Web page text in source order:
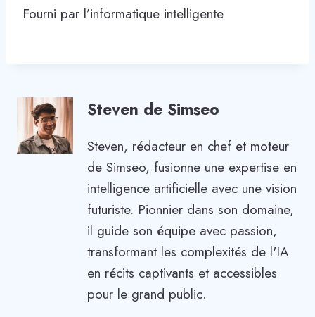
Fourni par l’informatique intelligente
Steven de Simseo
Steven, rédacteur en chef et moteur
de Simseo, fusionne une expertise en
intelligence artificielle avec une vision
futuriste. Pionnier dans son domaine,
il guide son équipe avec passion,
transformant les complexités de l'IA
en récits captivants et accessibles
pour le grand public.